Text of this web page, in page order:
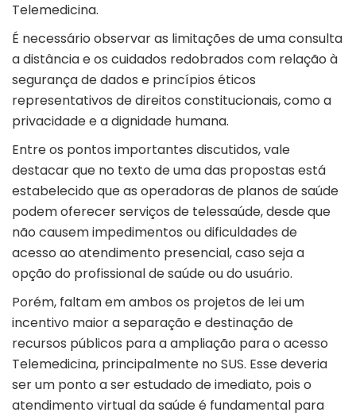
Telemedicina.
É necessário observar as limitações de uma consulta
a distância e os cuidados redobrados com relação à
segurança de dados e princípios éticos
representativos de direitos constitucionais, como a
privacidade e a dignidade humana.
Entre os pontos importantes discutidos, vale
destacar que no texto de uma das propostas está
estabelecido que as operadoras de planos de saúde
podem oferecer serviços de telessaúde, desde que
não causem impedimentos ou dificuldades de
acesso ao atendimento presencial, caso seja a
opção do profissional de saúde ou do usuário.
Porém, faltam em ambos os projetos de lei um
incentivo maior a separação e destinação de
recursos públicos para a ampliação para o acesso
Telemedicina, principalmente no SUS. Esse deveria
ser um ponto a ser estudado de imediato, pois o
atendimento virtual da saúde é fundamental para